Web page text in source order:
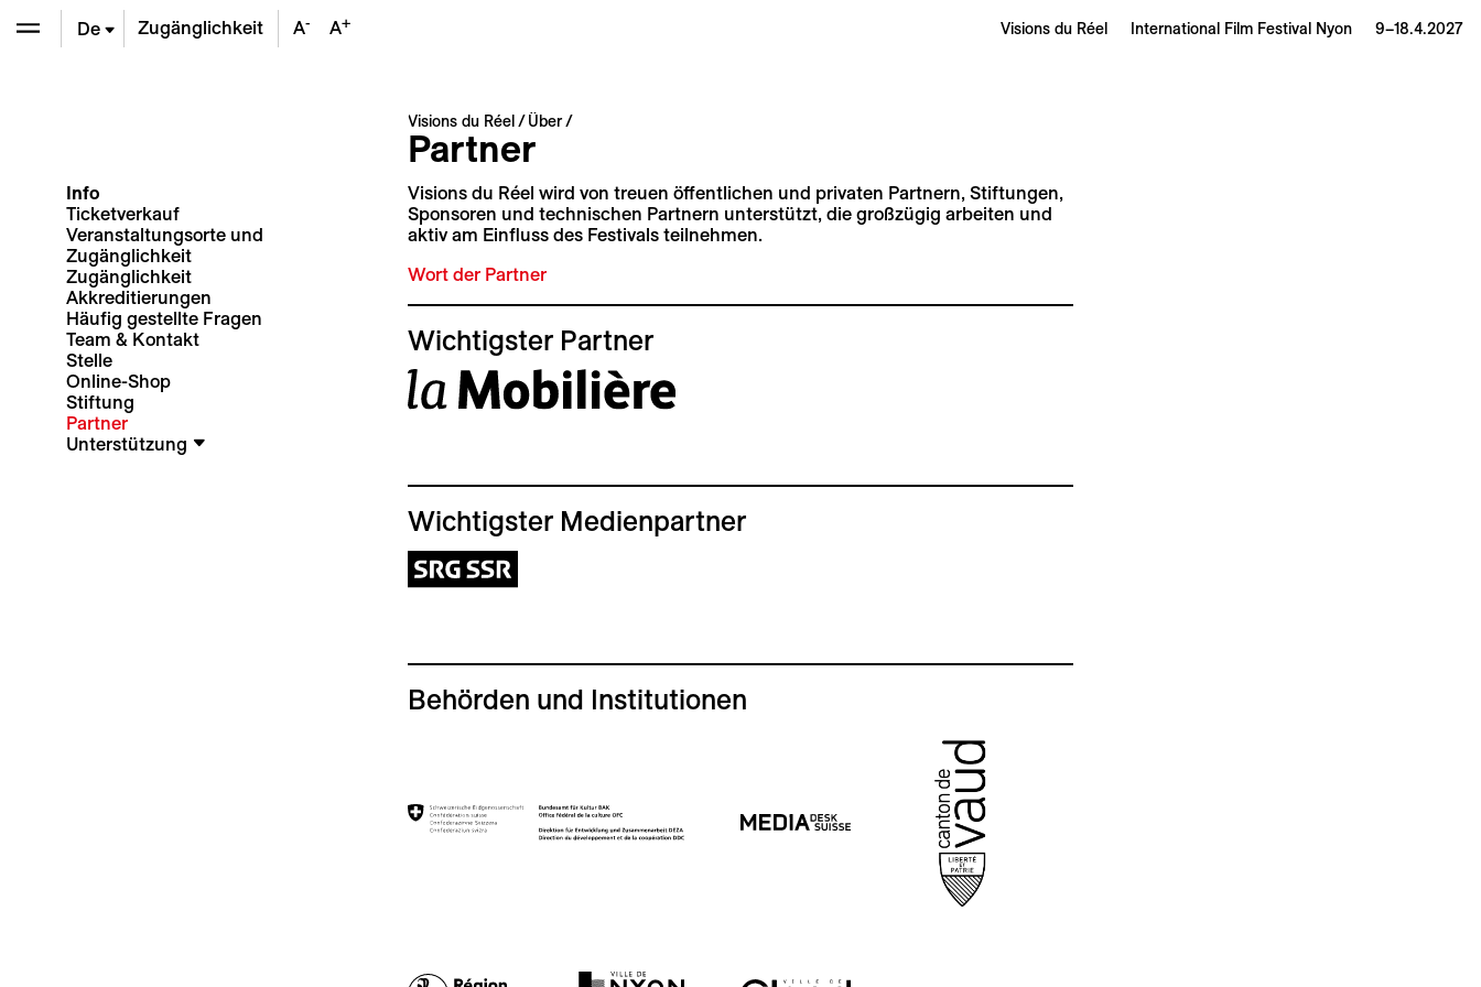
De Zugänglichkeit A- A+ Visions du Réel International Film Festival Nyon 9–18.4.2027
Visions du Réel Über
Partner
Info
Ticketverkauf
Veranstaltungsorte und
Zugänglichkeit
Zugänglichkeit
Akkreditierungen
Häufig gestellte Fragen
Team & Kontakt
Stelle
Online-Shop
Stiftung
Partner
Unterstützung
Visions du Réel wird von treuen öffentlichen und privaten Partnern, Stiftungen,
Sponsoren und technischen Partnern unterstützt, die großzügig arbeiten und
aktiv am Einfluss des Festivals teilnehmen.
Wort der Partner
Wichtigster Partner
Wichtigster Medienpartner
Behörden und Institutionen